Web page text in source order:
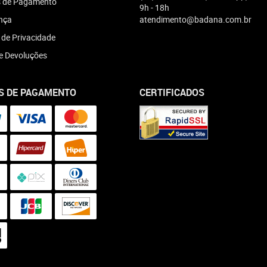
Privacidade
Devoluções
9h - 18h
atendimento@badana.com.br
DE PAGAMENTO CERTIFICADOS